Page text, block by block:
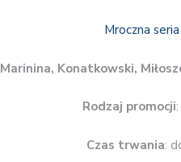
Marinina, Konatkowski,
Rodzaj promocji
Czas trwania: